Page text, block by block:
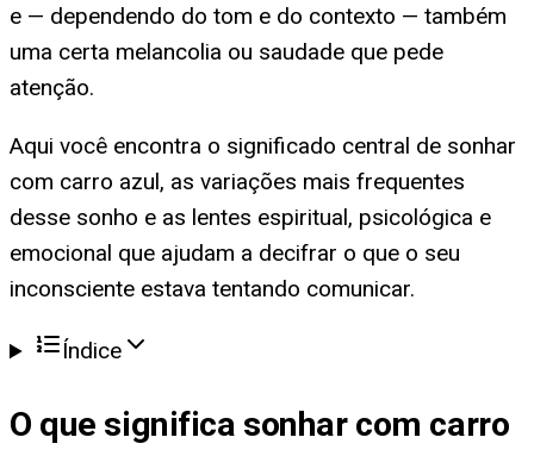
e — dependendo do tom e do contexto — também
uma certa melancolia ou saudade que pede
atenção.
Aqui você encontra o significado central de sonhar
com carro azul, as variações mais frequentes
desse sonho e as lentes espiritual, psicológica e
emocional que ajudam a decifrar o que o seu
inconsciente estava tentando comunicar.
Índice
O que significa sonhar com carro